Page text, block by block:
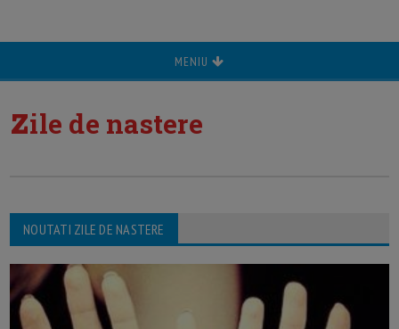
MENIU
zile de nastere
NOUTATI ZILE DE NASTERE